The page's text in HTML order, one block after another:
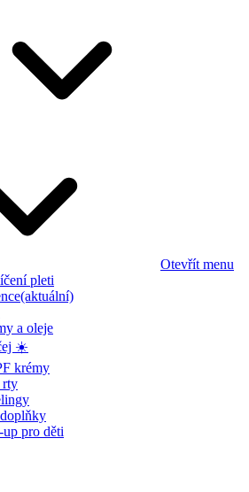
Otevřít menu
pleti
(aktuální)
a oleje
☀️
krémy
rty
pro děti